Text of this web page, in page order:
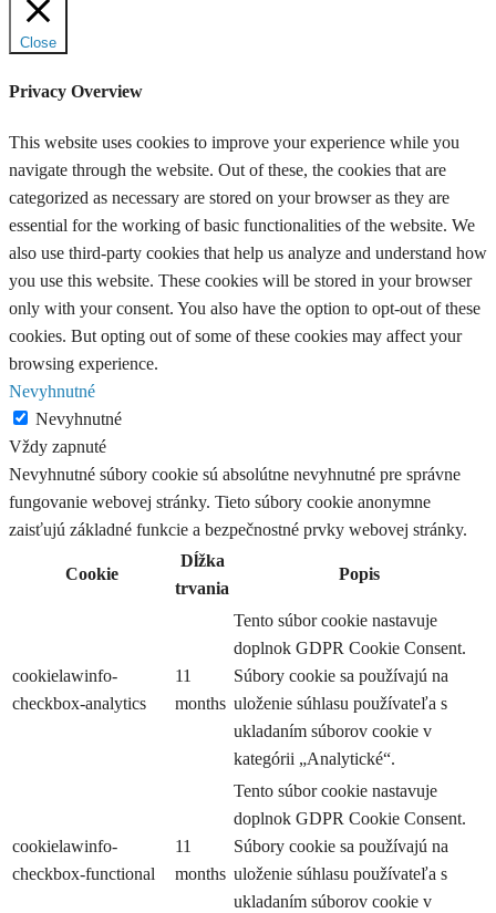
Close
Privacy Overview
This website uses cookies to improve your experience while you
navigate through the website. Out of these, the cookies that are
categorized as necessary are stored on your browser as they are
essential for the working of basic functionalities of the website. We
also use third-party cookies that help us analyze and understand how
you use this website. These cookies will be stored in your browser
only with your consent. You also have the option to opt-out of these
cookies. But opting out of some of these cookies may affect your
browsing experience.
Nevyhnutné
Nevyhnutné
Vždy zapnuté
Nevyhnutné súbory cookie sú absolútne nevyhnutné pre správne
fungovanie webovej stránky. Tieto súbory cookie anonymne
zaisťujú základné funkcie a bezpečnostné prvky webovej stránky.
Cookie
Dĺžka
trvania
Popis
cookielawinfo-
checkbox-analytics
11
months
Tento súbor cookie nastavuje
doplnok GDPR Cookie Consent.
Súbory cookie sa používajú na
uloženie súhlasu používateľa s
ukladaním súborov cookie v
kategórii „Analytické“.
cookielawinfo-
checkbox-functional
11
months
Tento súbor cookie nastavuje
doplnok GDPR Cookie Consent.
Súbory cookie sa používajú na
uloženie súhlasu používateľa s
ukladaním súborov cookie v